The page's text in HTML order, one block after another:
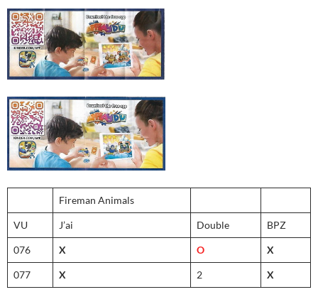
Fireman Animals
VU J’ai Double BPZ
076 X O X
077 X 2 X